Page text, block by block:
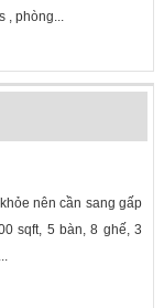
, phòng...
nên cần sang gấp
sqft, 5 bàn, 8 ghế, 3